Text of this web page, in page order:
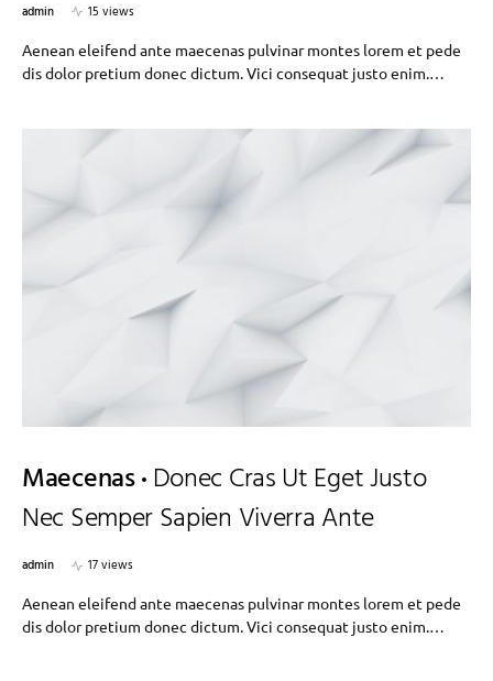
admin
15 views
Aenean eleifend ante maecenas pulvinar montes lorem et pede
dis dolor pretium donec dictum. Vici consequat justo enim.…
Maecenas Donec Cras Ut Eget Justo
Nec Semper Sapien Viverra Ante
admin
17 views
Aenean eleifend ante maecenas pulvinar montes lorem et pede
dis dolor pretium donec dictum. Vici consequat justo enim.…